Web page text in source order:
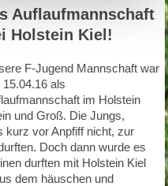
Auflaufmannschaft
Holstein Kiel!
F-Jugend Mannschaft war
15.04.16 als
im Holstein
und Groß. Die Jungs,
kurz vor Anpfiff nicht, zur
Doch dann wurde es
durften mit Holstein Kiel
dem häuschen und